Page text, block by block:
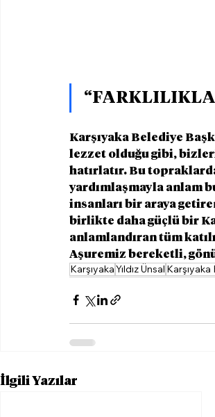
Karşıyaka Belediye
lezzet olduğu gibi,
hatırlatır. Bu
yardımlaşmayla anlam
insanları bir araya
birlikte daha güçlü bir
anlamlandıran tüm
Aşuremiz bereketli,
KarşıyakaYıldız Ünsal
İlgili Yazılar